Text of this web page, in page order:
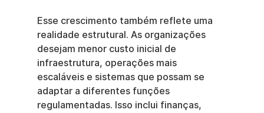
Esse crescimento também reflete uma
realidade estrutural. As organizações
desejam menor custo inicial de
infraestrutura, operações mais
escaláveis e sistemas que possam se
adaptar a diferentes funções
regulamentadas. Isso inclui finanças,